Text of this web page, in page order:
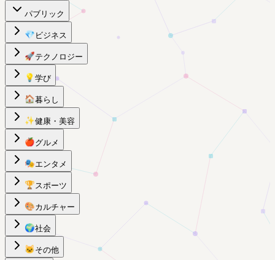
パブリック
💎 ビジネス
🚀テクノロジー
💡 学び
🏠暮らし
✨健康・美容
🍎グルメ
🎭エンタメ
🏆スポーツ
🎨カルチャー
🌍社会
🐱 その他